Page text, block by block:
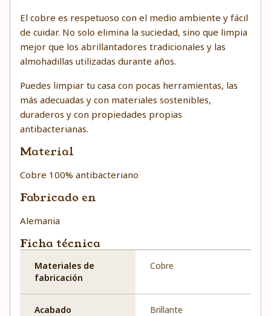
El cobre es respetuoso con el medio ambiente y fácil
de cuidar. No solo elimina la suciedad, sino que limpia
mejor que los abrillantadores tradicionales y las
almohadillas utilizadas durante años.
Puedes limpiar tu casa con pocas herramientas, las
más adecuadas y con materiales sostenibles,
duraderos y con propiedades propias
antibacterianas.
Material
Cobre 100% antibacteriano
Fabricado en
Alemania
Ficha técnica
Materiales de
fabricación
Cobre
Acabado Brillante